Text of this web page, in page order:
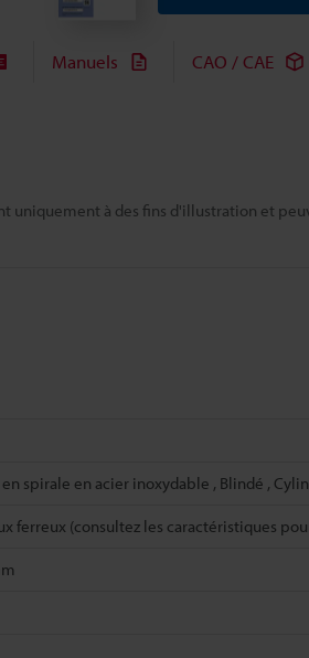
uniquement à des fins d'illustration et
Manuels CAO / CAE
spirale en acier inoxydable , Blindé ,
ferreux (consultez les caractéristiques